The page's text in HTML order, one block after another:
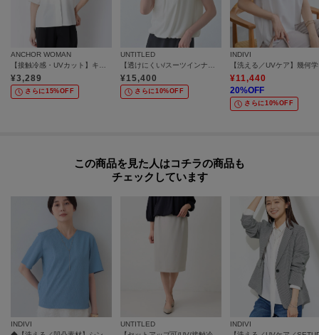
が異なる場合もございます。
【生地詳細】
透け感：ややあり
伸縮性：ややあり
生地の厚み：普通
モデル情報：身長168cm B74 W58 H84 着用サイズ：38（M）
ANCHOR WOMAN
【接触冷感・UVカット】キーネックブラウス／みんなのブラウス
¥3,289
さらに15%OFF
UNTITLED
【透けにくい/スーツインナー】パウダリータックブラウス
¥15,400
さらに10%OFF
INDIVI
¥11,440
20%OFF
さらに10%OFF
この商品を見た人はコチラの商品も
チェックしています
INDIVI
UNTITLED
INDIVI